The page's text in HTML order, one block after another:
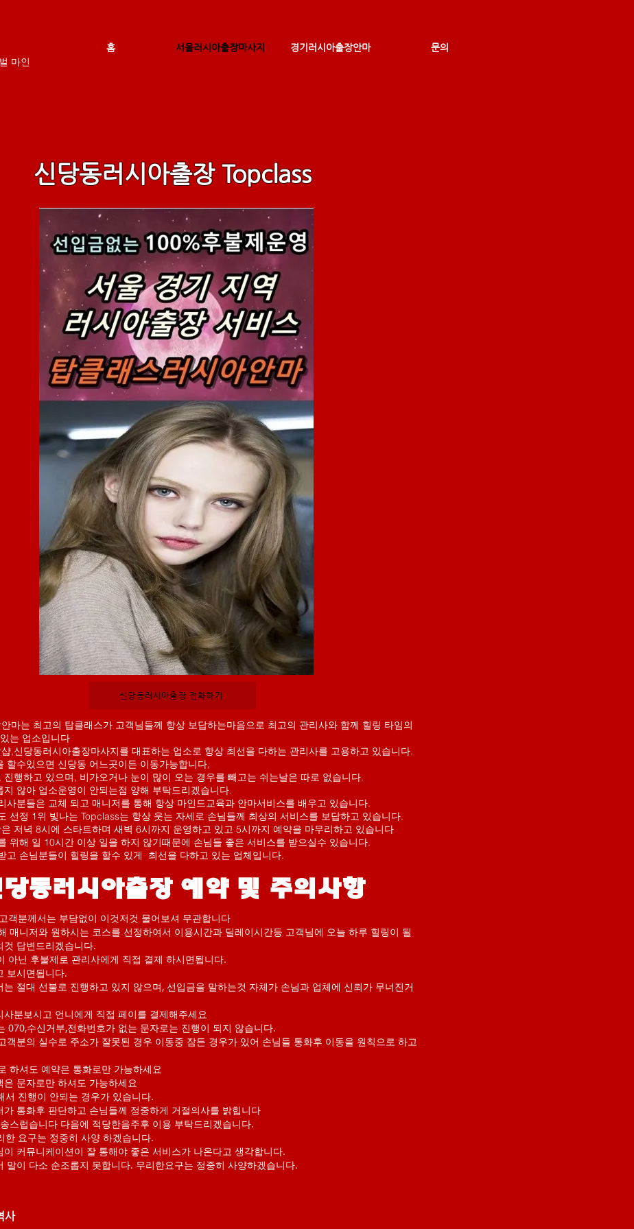
마인
홈 서울러시아출장마사지 경기러시아출장안마 문의
신당동러시아출장 Topclass
신당동러시아출장 전화하기
마는 최고의 탑클래스가 고객님들께 항상 보답하는마음으로 최고의 관리사와 함께 힐링 타임의
는 업소입니다
,신당동러시아출장마사지를 대표하는 업소로 항상 최선을 다하는 관리사를 고용하고 있습니다.
할수있으면 신당동 어느곳이든 이동가능합니다,
행하고 있으며, 비가오거나 눈이 많이 오는 경우를 빼고는 쉬는날은 따로 없습니다.
지 않아 업소운영이 안되는점 양해 부탁드리겠습니다.
사분들은 교체 되고 매니저를 통해 항상 마인드교육과 안마서비스를 배우고 있습니다.
선정 1위 빛나는 Topclass는 항상 웃는 자세로 손님들께 최상의 서비스를 보답하고 있습니다.
저녁 8시에 스타트하며 새벽 6시까지 운영하고 있고 5시까지 예약을 마무리하고 있습니다
위해 일 10시간 이상 일을 하지 않기때문에 손님들 좋은 서비스를 받으실수 있습니다.
고 손님분들이 힐링을 할수 있게 최선을 다하고 있는 업체입니다.
당동러시아출장 예약 및 주의사항
객분께서는 부담없이 이것저것 물어보셔 무관합니다
매니저와 원하시는 코스를 선정하여서 이용시간과 딜레이시간등 고객님에 오늘 하루 힐링이 될
것 답변드리겠습니다.
아닌 후불제로 관리사에게 직접 결제 하시면됩니다.
보시면됩니다.
는 절대 선불로 진행하고 있지 않으며, 선입금을 말하는것 자체가 손님과 업체에 신뢰가 무너진거
사분보시고 언니에게 직접 페이를 결제해주세요
070,수신거부,전화번호가 없는 문자로는 진행이 되지 않습니다.
객분의 실수로 주소가 잘못된 경우 이동중 잠든 경우가 있어 손님들 통화후 이동을 원칙으로 하고
하셔도 예약은 통화로만 가능하세요
은 문자로만 하셔도 가능하세요
서 진행이 안되는 경우가 있습니다.
가 통화후 판단하고 손님들께 정중하게 거절의사를 밝힙니다
스럽습니다 다음에 적당한음주후 이용 부탁드리겠습니다.
한 요구는 정중히 사양 하겠습니다.
이 커뮤니케이션이 잘 통해야 좋은 서비스가 나온다고 생각합니다.
말이 다소 순조롭지 못합니다. 무리한요구는 정중히 사양하겠습니다.
사